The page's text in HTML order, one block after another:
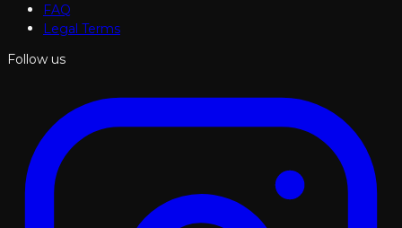
FAQ
Legal Terms
Follow us